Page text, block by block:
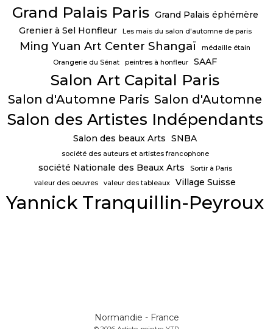
Grand Palais Paris Grand Palais éphémère
Grenier à Sel Honfleur
Les mais du salon d'automne de paris
Ming Yuan Art Center Shangaï
médaille étain
Orangerie du Sénat
peintres à honfleur SAAF
Salon Art Capital Paris
Salon d'Automne Paris Salon d'Automne
Salon des Artistes Indépendants
Salon des beaux Arts SNBA
société des auteurs et artistes francophone
société Nationale des Beaux Arts
Sortir à Paris
valeur des oeuvres
valeur des tableaux Village Suisse
Yannick Tranquillin-Peyroux
Normandie - France